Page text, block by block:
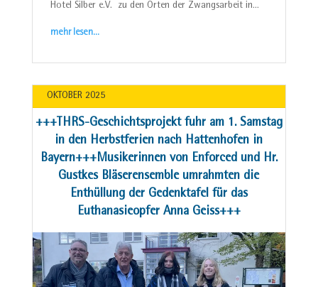
Hotel Silber e.V. zu den Orten der Zwangsarbeit in…
mehr lesen…
+++THRS-Geschichtsprojekt fuhr am 1. Samstag
in den Herbstferien nach Hattenhofen in
Bayern+++Musikerinnen von Enforced und Hr.
Gustkes Bläserensemble umrahmten die
Enthüllung der Gedenktafel für das
Euthanasieopfer Anna Geiss+++
OKTOBER 2025